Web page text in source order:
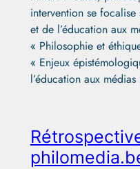
intervention se
et de l’éducation aux
« Philosophie et
« Enjeux
l’éducation aux